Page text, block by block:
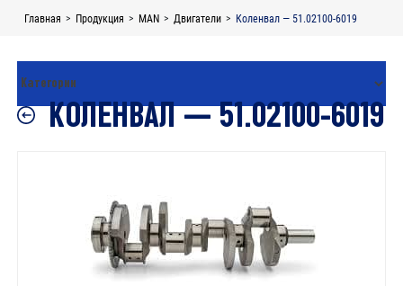
Главная > Продукция > MAN > Двигатели > Коленвал — 51.02100-6019
КОЛЕНВАЛ — 51.02100-6019